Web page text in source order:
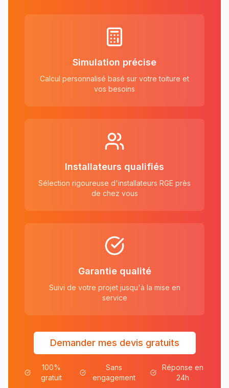
Simulation précise
Calcul personnalisé basé sur votre toiture et
vos besoins
Installateurs qualifiés
Sélection rigoureuse d'installateurs RGE près
de chez vous
Garantie qualité
Suivi de votre projet jusqu'à la mise en
service
Demander mes devis gratuits
100%
gratuit
Sans
engagement
Réponse en
24h